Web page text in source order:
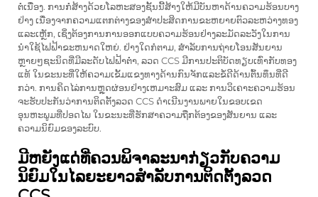
ຕໍ່ເນື່ອງ. ການກໍ່ສ້າງດ້ວຍໂລຫະສອງຊັ້ນນີ້ສ້າງໃຫ້ມີບັນຫາດ້ານຄວາມຮ້ອນບາງ
ຢ່າງ ເນື່ອງຈາກຄວາມແຕກຕ່າງຂອງສຳປະສິດການຂະຫຍາຍຕົວລະຫວ່າງທອງ
ແລະເຫຼັກ, ເຊິ່ງຕ້ອງການການອອກແບບຄວາມຮ້ອນຢ່າງລະມັດລະວັງໃນການ
ນຳໃຊ້ໄຟຟ້າຂະຫນາດໃຫຍ່. ຢ່າງໃດກໍຕາມ, ສຳລັບການຖ່າຍໂອນສັນຍານ
ຫຼາຍໆຊະນິດທີ່ມີລະດັບໄຟຟ້າຕ່ຳ, ລວດ CCS ມີການປະຕິບັດທຽບເທົ່າກັບທອງ
ແທ້ ໃນຂະນະທີ່ໃຫ້ຄວາມເຂັ້ມແຂງທາງດ້ານກົນຈັກແລະຂໍ້ດີດ້ານຕົ້ນທຶນທີ່ດີ
ກວ່າ. ການຄິດໄລ່ການຫຼຸດຜ່ອນຢ່າງເຫມາະສົມ ແລະ ການວິເຄາະຄວາມຮ້ອນ
ຈະຮັບປະກັນວ່າການຕິດຕັ້ງລວດ CCS ດຳເນີນງານພາຍໃນຂອບເຂດ
ອຸນຫະພູມທີ່ປອດໄພ ໃນຂະນະທີ່ຮັກສາຄວາມຖືກຕ້ອງຂອງສັນຍານ ແລະ
ຄວາມນິຍົມຂອງລະບົບ.
ມີຫຍັງແດ່ທີ່ຄວນພິຈາລະນາກ່ຽວກັບຄວາມ
ນິຍົມໃນໄລຍະຍາວສຳລັບການຕິດຕັ້ງລວດ